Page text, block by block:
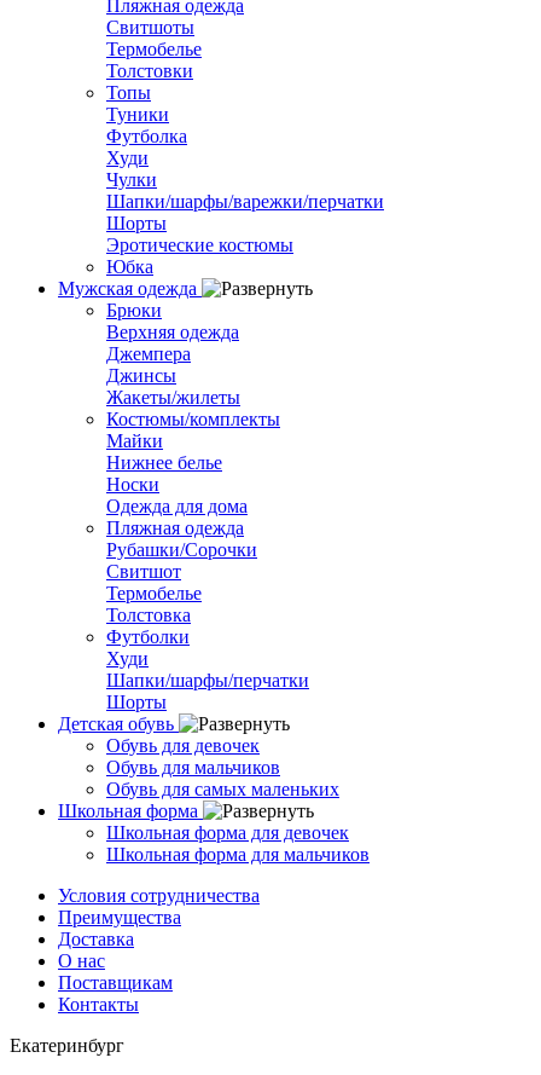
Пляжная одежда
Свитшоты
Термобелье
Толстовки
Топы
Туники
Футболка
Худи
Чулки
Шапки/шарфы/варежки/перчатки
Шорты
Эротические костюмы
Юбка
Мужская одежда
Брюки
Верхняя одежда
Джемпера
Джинсы
Жакеты/жилеты
Костюмы/комплекты
Майки
Нижнее белье
Носки
Одежда для дома
Пляжная одежда
Рубашки/Сорочки
Свитшот
Термобелье
Толстовка
Футболки
Худи
Шапки/шарфы/перчатки
Шорты
Детская обувь
Обувь для девочек
Обувь для мальчиков
Обувь для самых маленьких
Школьная форма
Школьная форма для девочек
Школьная форма для мальчиков
Условия сотрудничества
Преимущества
Доставка
О нас
Поставщикам
Контакты
Екатеринбург